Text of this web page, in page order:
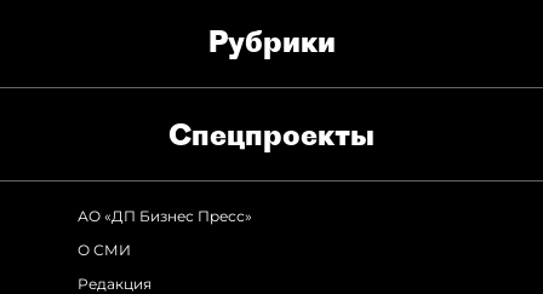
Рубрики
Спец­проекты
АО «ДП Бизнес Пресс»
О СМИ
Редакция